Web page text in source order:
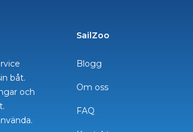
båt.
och
SailZoo
Blogg
Om oss
FAQ